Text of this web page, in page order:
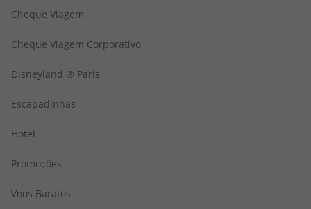
Cheque Viagem
Cheque Viagem Corporativo
Disneyland ® Paris
Escapadinhas
Hotel
Promoções
Voos Baratos